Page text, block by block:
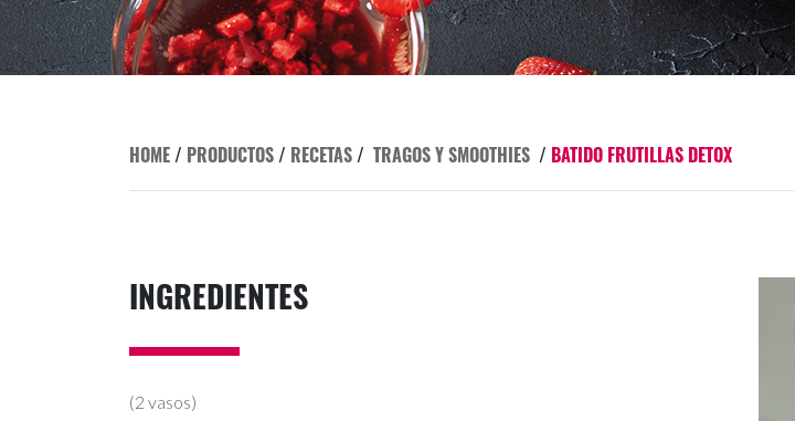
HOME/ PRODUCTOS/ RECETAS/ TRAGOS Y SMOOTHIES / BATIDO FRUTILLAS DETOX
INGREDIENTES
(2 vasos)